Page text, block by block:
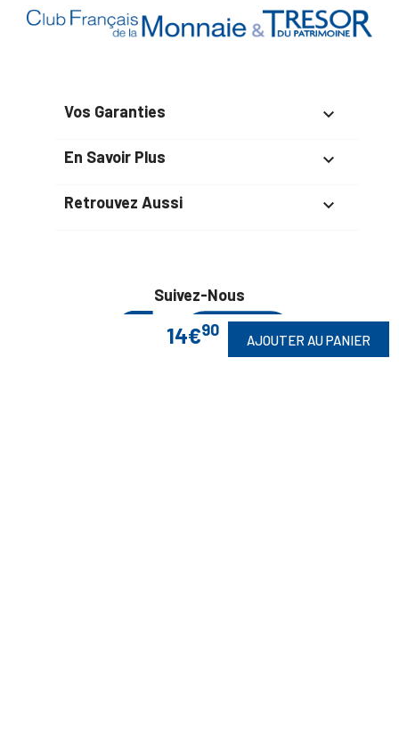
14€90
AJOUTER AU PANIER
Vos Garanties 
En Savoir Plus 
Retrouvez Aussi 
Suivez-Nous